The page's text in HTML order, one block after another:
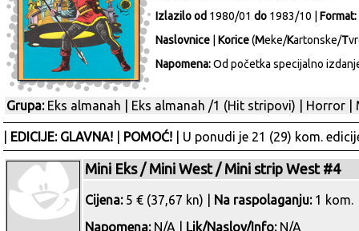
Izlazilo od 1980/01 do 1983/10 | Format:
Naslovnice
Korice(Meke/Kartonske/T
Napomena:Od početka specijalno
Grupa: Eks almanah Eks almanah /1 (Hit stripovi) Horror
EDICIJE: GLAVNA! POMOĆ! | U ponudi je 21 (29) kom.
Mini Eks / Mini West / Mini strip West #4
Cijena:5 € (37,67 kn) | Na raspolaganju:1 kom.
Napomena:N/A | Lik/Naslov/Info:N/A